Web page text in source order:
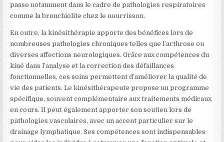
passe notamment dans le cadre de pathologies respiratoires
comme la bronchiolite chez le nourrisson.
En outre, la kinésithérapie apporte des bénéfices lors de
nombreuses pathologies chroniques telles que l’arthrose ou
diverses affections neurologiques. Grâce aux compétences du
kiné dans l’analyse et la correction des défaillances
fonctionnelles, ces soins permettent d’améliorer la qualité de
vie des patients. Le kinésithérapeute propose un programme
spécifique, souvent complémentaire aux traitements médicaux
en cours. Il peut également apporter son soutien lors de
pathologies vasculaires, avec un accent particulier sur le
drainage lymphatique. Ses compétences sont indispensables